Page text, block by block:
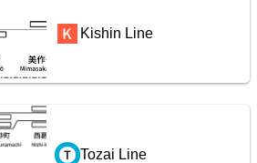
Line (Ueno - Iwaki)
Kishin Line
Tozai Line